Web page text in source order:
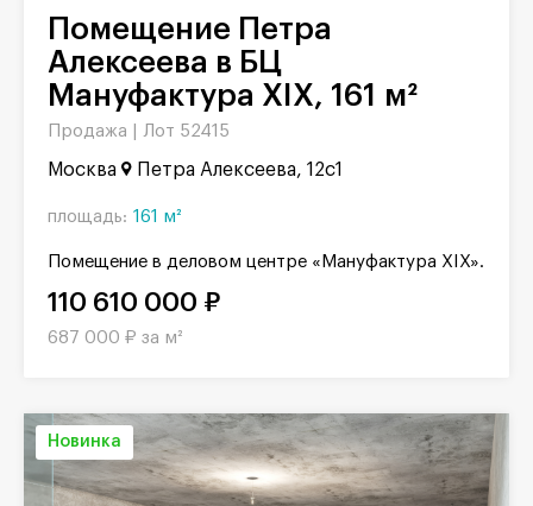
Помещение Петра
Алексеева в БЦ
Мануфактура XIX, 161 м²
Продажа | Лот 52415
Москва Петра Алексеева, 12с1
площадь: 161 м²
Помещение в деловом центре «Мануфактура XIX».
110 610 000 ₽
687 000 ₽ за м²
Новинка